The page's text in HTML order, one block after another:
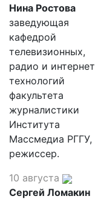
Нина Ростова
заведующая
кафедрой
телевизионных,
радио и интернет
технологий
факультета
журналистики
Института
Массмедиа РГГУ,
режиссер.
10 августа
Сергей Ломакин